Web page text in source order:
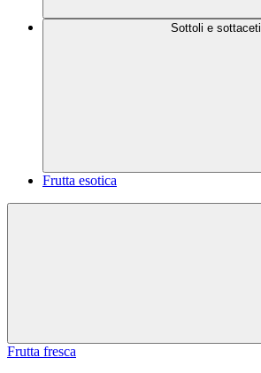
Sottoli e sottaceti
Frutta esotica
Frutta fresca